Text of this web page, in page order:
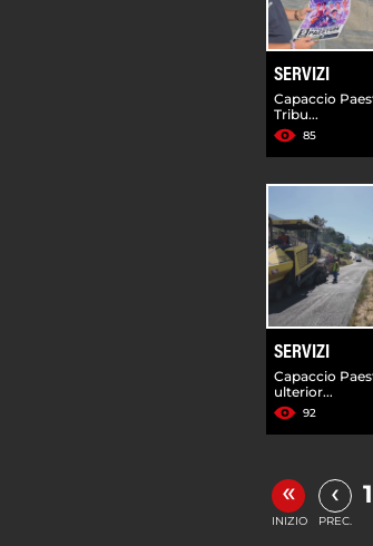
SERVIZI
Capaccio
Tribu...
85
SERVIZI
Capaccio
ulterior...
92
«
INIZIO
‹
PREC.
1